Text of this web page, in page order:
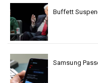
Buffett
Samsung